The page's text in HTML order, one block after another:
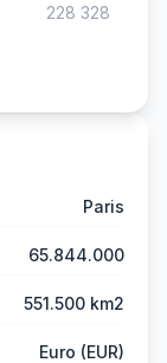
228 328
Paris
65.844.000
551.500 km2
Euro (EUR)